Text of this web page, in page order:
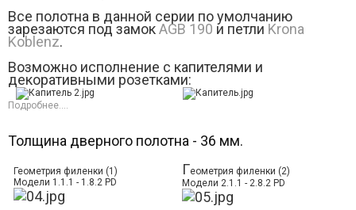
Все полотна в данной серии по умолчанию
зарезаются под замокAGB 190 и петли Krona
Koblenz.
Возможно исполнение с капителями и
декоративными розетками:
Подробнее....
Толщина дверного полотна - 36 мм.
Геометрия филенки (1)
Модели 1.1.1 - 1.8.2 PD
Геометрия филенки (2)
Модели 2.1.1 - 2.8.2 PD